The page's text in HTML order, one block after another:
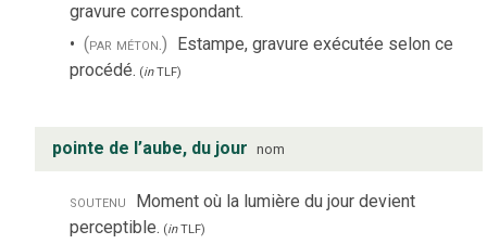
gravure correspondant.
(par méton.) Estampe, gravure exécutée selon ce
procédé. (inTLF)
pointe de l’aube, du jour nom
soutenu Moment où la lumière du jour devient
perceptible. (inTLF)